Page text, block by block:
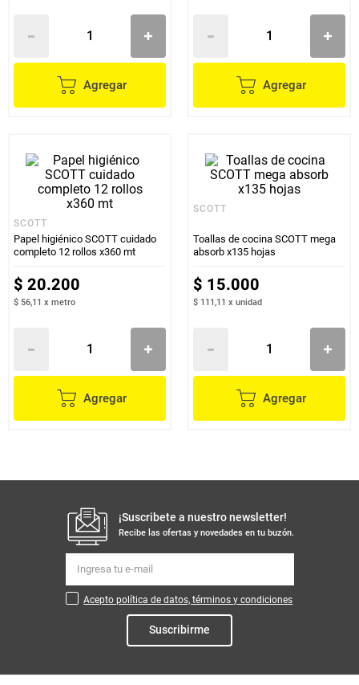
Agregar Agregar
SCOTT
Papel higiénico SCOTT cuidado
completo 12 rollos x360 mt
$ 20.200
$ 56,11 x metro
Agregar
SCOTT
Toallas de cocina SCOTT mega
absorb x135 hojas
$ 15.000
$ 111,11 x unidad
Agregar
¡Suscribete a nuestro newsletter!
Recibe las ofertas y novedades en tu buzón.
Acepto política de datos, términos y condiciones
Suscribirme